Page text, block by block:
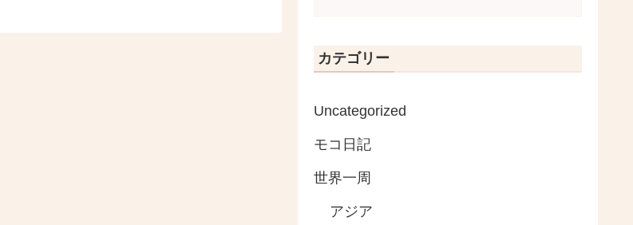
カテゴリー
Uncategorized
モコ日記
世界一周
アジア